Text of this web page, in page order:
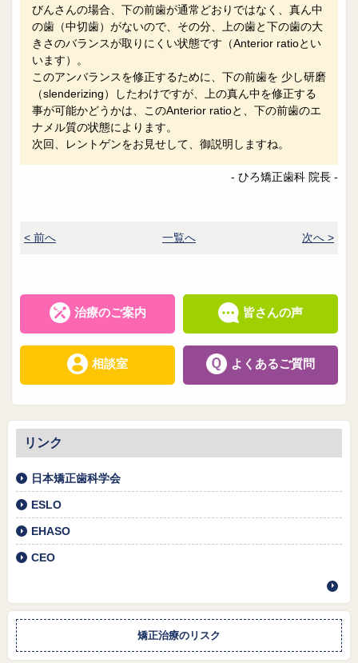
びんさんの場合、下の前歯が通常どおりではなく、真ん中
の歯（中切歯）がないので、その分、上の歯と下の歯の大
きさのバランスが取りにくい状態です（Anterior ratioとい
います）。
このアンバランスを修正するために、下の前歯を 少し研磨
（slenderizing）したわけですが、上の真ん中を修正する
事が可能かどうかは、このAnterior ratioと、下の前歯のエ
ナメル質の状態によります。
次回、レントゲンをお見せして、御説明しますね。
- ひろ矯正歯科 院長 -
< 前へ 一覧へ 次へ >
治療のご案内 皆さんの声
相談室 よくあるご質問
リンク
日本矯正歯科学会
ESLO
EHASO
CEO
矯正治療のリスク